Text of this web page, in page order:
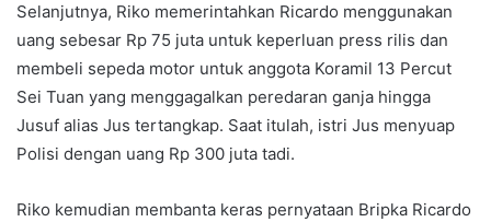
Selanjutnya, Riko memerintahkan Ricardo menggunakan
uang sebesar Rp 75 juta untuk keperluan press rilis dan
membeli sepeda motor untuk anggota Koramil 13 Percut
Sei Tuan yang menggagalkan peredaran ganja hingga
Jusuf alias Jus tertangkap. Saat itulah, istri Jus menyuap
Polisi dengan uang Rp 300 juta tadi.
Riko kemudian membanta keras pernyataan Bripka Ricardo